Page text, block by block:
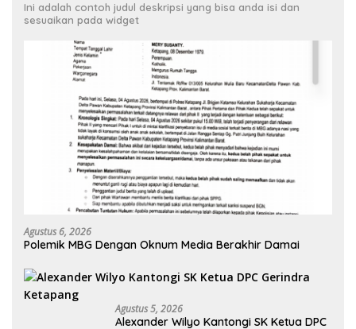
Ini adalah contoh judul deskripsi yang bisa anda isi dan
sesuaikan pada widget
Agustus 6, 2026
Polemik MBG Dengan Oknum Media Berakhir Damai
Agustus 5, 2026
Alexander Wilyo Kantongi SK Ketua DPC